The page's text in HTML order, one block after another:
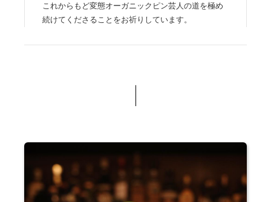
これからもど変態オーガニックピン芸人の道を極め
続けてくださることをお祈りしています。